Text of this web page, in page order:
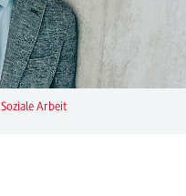
Soziale Arbeit